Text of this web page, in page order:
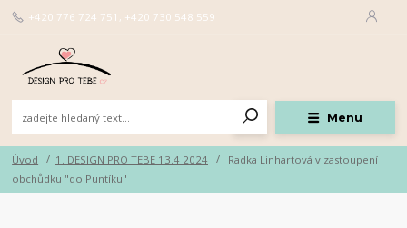
Menu
+420 776 724 751, +420 730 548 559
Úvod 1. DESIGN PRO TEBE 13.4 2024
Radka Linhartová v zastoupení
obchůdku "do Puntíku"